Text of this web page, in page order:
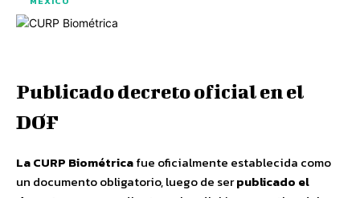
Publicado decreto oficial en el
DOF
La CURP Biométricafue oficialmente establecida como
un documento obligatorio, luego de serpublicado el